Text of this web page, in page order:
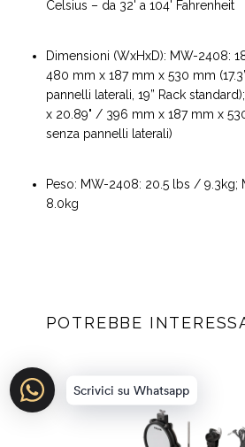
Celsius – da 32' a 104' Fahrenheit
Dimensioni (WxHxD): MW-2408:
480 mm x 187 mm x 530 mm
pannelli laterali, 19” Rack
x 20.89" / 396 mm x 187 mm x
senza pannelli laterali)
Peso: MW-2408: 20.5 lbs / 9.3kg;
8.0kg
POTREBBE
Scrivici su Whatsapp